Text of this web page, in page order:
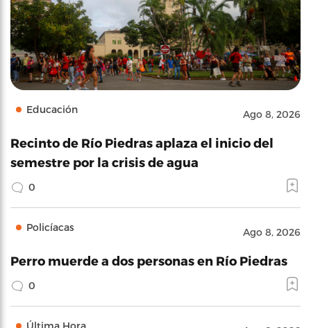
Educación Ago 8, 2026
Recinto de Río Piedras aplaza el inicio del
semestre por la crisis de agua
0
Policíacas Ago 8, 2026
Perro muerde a dos personas en Río Piedras
0
Última Hora